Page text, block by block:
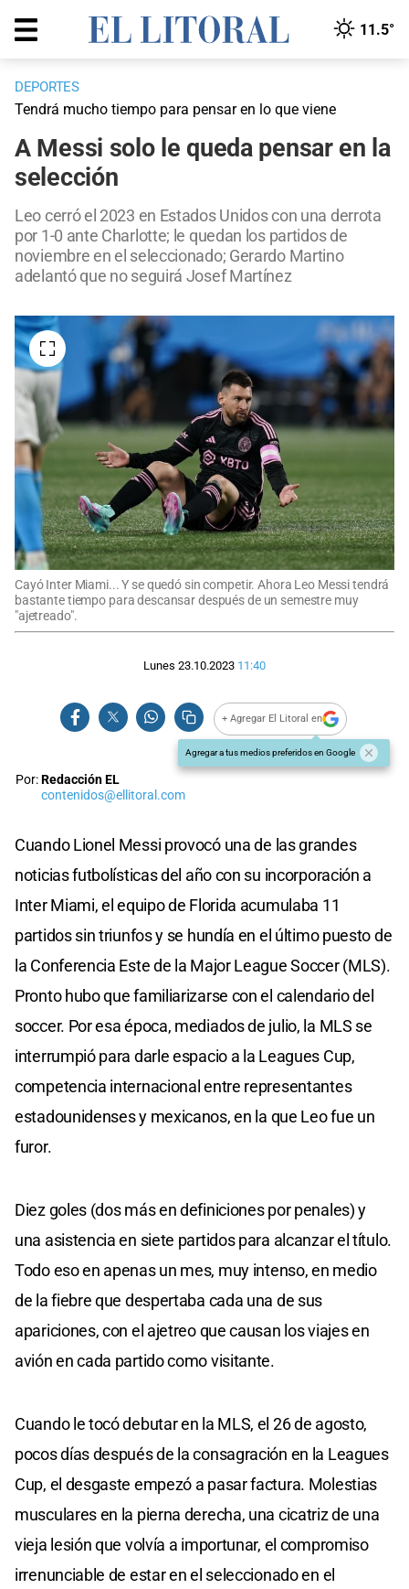
11.5°
DEPORTES
Tendrá mucho tiempo para pensar en lo que viene
A Messi solo le queda pensar en la
selección
Leo cerró el 2023 en Estados Unidos con una derrota
por 1-0 ante Charlotte; le quedan los partidos de
noviembre en el seleccionado; Gerardo Martino
adelantó que no seguirá Josef Martínez
Cayó Inter Miami... Y se quedó sin competir. Ahora Leo Messi tendrá
bastante tiempo para descansar después de un semestre muy
"ajetreado".
Lunes 23.10.2023 11:40
+ Agregar El Litoral en
Agregar a tus medios preferidos en Google
Por:Redacción EL
contenidos@ellitoral.com
Cuando Lionel Messi provocó una de las grandes
noticias futbolísticas del año con su incorporación a
Inter Miami, el equipo de Florida acumulaba 11
partidos sin triunfos y se hundía en el último puesto de
la Conferencia Este de la Major League Soccer (MLS).
Pronto hubo que familiarizarse con el calendario del
soccer. Por esa época, mediados de julio, la MLS se
interrumpió para darle espacio a la Leagues Cup,
competencia internacional entre representantes
estadounidenses y mexicanos, en la que Leo fue un
furor.
Diez goles (dos más en definiciones por penales) y
una asistencia en siete partidos para alcanzar el título.
Todo eso en apenas un mes, muy intenso, en medio
de la fiebre que despertaba cada una de sus
apariciones, con el ajetreo que causan los viajes en
avión en cada partido como visitante.
Cuando le tocó debutar en la MLS, el 26 de agosto,
pocos días después de la consagración en la Leagues
Cup, el desgaste empezó a pasar factura. Molestias
musculares en la pierna derecha, una cicatriz de una
vieja lesión que volvía a importunar, el compromiso
irrenunciable de estar en el seleccionado en el